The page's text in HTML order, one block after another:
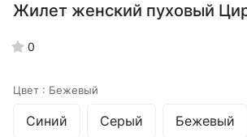
Жилет женский пуховый
0
Цвет : Бежевый
Синий Серый Бежевый